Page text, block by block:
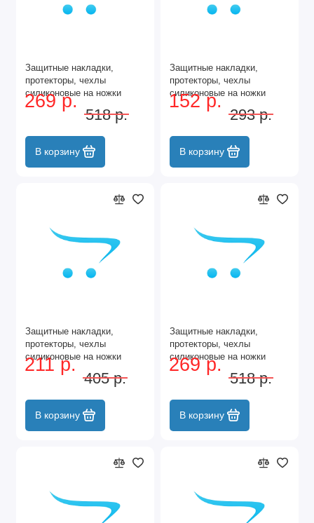
Защитные накладки,
протекторы, чехлы
силиконовые на ножки
стола, стула, комода
40*40мм Серый 16шт
269 р.
518 р.
В корзину
Защитные накладки,
протекторы, чехлы
силиконовые на ножки
стола, стула, комода
40*40мм Серый 8шт
152 р.
293 р.
В корзину
Защитные накладки,
протекторы, чехлы
силиконовые на ножки
стола, стула, комода
40*40мм Чёрный 12шт
211 р.
405 р.
В корзину
Защитные накладки,
протекторы, чехлы
силиконовые на ножки
стола, стула, комода
40*40мм Чёрный 16шт
269 р.
518 р.
В корзину